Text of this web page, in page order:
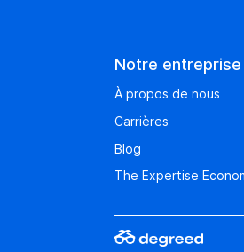
Notre entreprise
À propos de nous
Carrières
Blog
The Expertise